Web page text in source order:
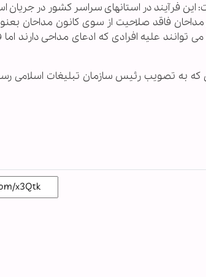
این فرآیند در استانهای سراسر کشور در
فاقد صلاحیت از سوی کانون مداحان
علیه افرادی که ادعای مداحی دارند اما
به تصویب رئیس سازمان تبلیغات اسلامی